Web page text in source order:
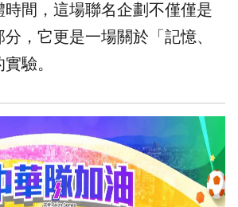
時間，這場聯名企劃不僅僅是
，它更是一場關於「記憶、
驗。